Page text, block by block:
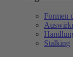
Formen
Stalking